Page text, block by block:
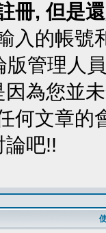
冊, 但是
入的帳號
管理人
為您並
何文章的
論吧!!